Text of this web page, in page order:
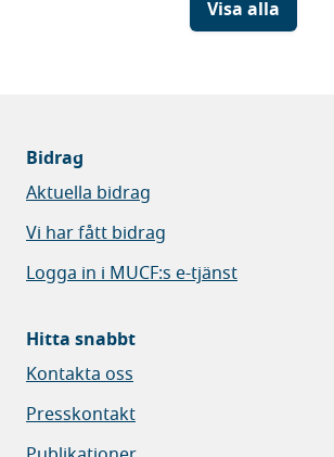
Visa alla
Bidrag
Aktuella bidrag
Vi har fått bidrag
Logga in i MUCF:s e-tjänst
Hitta snabbt
Kontakta oss
Presskontakt